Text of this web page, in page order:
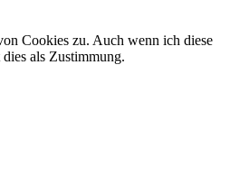
Cookies zu. Auch wenn ich diese
als Zustimmung.